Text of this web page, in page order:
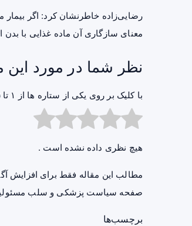
رضایی‌زاده خاطرنشان کرد: اگر
معنای سازگاری آن ماده غذایی با
نظر شما در مورد
با کلیک بر روی یکی از ستاره ها از ۱ تا ۵ امتیاز دهید :
هیچ نظری داده نشده است .
مطالب این مقاله فقط برای افزایش
صفحه سیاست پزشکی و سلب
برچسب‌ها